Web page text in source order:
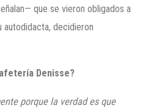
que se vieron obligados a
autodidacta, decidieron
Denisse?
porque la verdad es que